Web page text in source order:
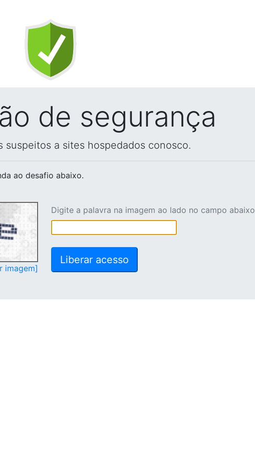
de segurança
a sites hospedados conosco.
ao desafio abaixo.
imagem]
Digite a palavra na imagem ao lado no campo abaixo